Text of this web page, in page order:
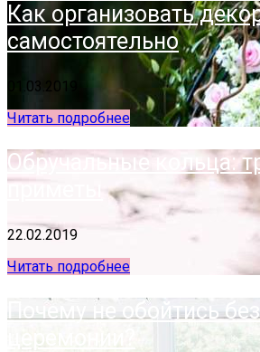
Как организовать
самостоятельно
01.03.2019
Читать подробнее
Обручальные кольца:
приметы
22.02.2019
Читать подробнее
Почему не обойтись
церемонии?